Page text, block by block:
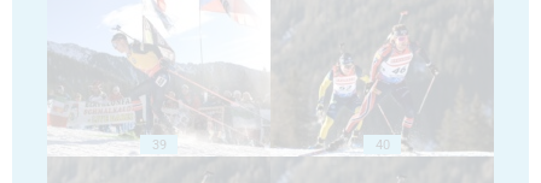
39 40